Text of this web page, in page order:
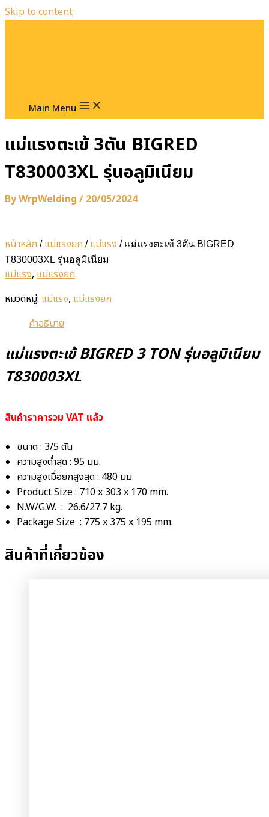
Skip to content
Main Menu
แม่แรงตะเข้ 3ตัน BIGRED
T830003XL รุ่นอลูมิเนียม
ByWrpWelding / 20/05/2024
หน้าหลัก / แม่แรงยก / แม่แรง / แม่แรงตะเข้ 3ตัน BIGRED
T830003XL รุ่นอลูมิเนียม
แม่แรง, แม่แรงยก
หมวดหมู่: แม่แรง, แม่แรงยก
คำอธิบาย
แม่แรงตะเข้ BIGRED 3 TON รุ่นอลูมิเนียม
T830003XL
สินค้าราคารวม VAT แล้ว
ขนาด : 3/5 ตัน
ความสูงต่ำสุด : 95 มม.
ความสูงเมื่อยกสูงสุด : 480 มม.
Product Size : 710 x 303 x 170 mm.
N.W/G.W. : 26.6/27.7 kg.
Package Size : 775 x 375 x 195 mm.
สินค้าที่เกี่ยวข้อง